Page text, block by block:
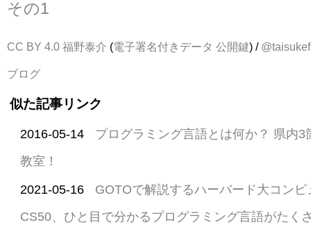
その1
CC BY 4.0 福野泰介 (電子署名付きデータ 公開鍵) / @taisukef
ブログ
似た記事リンク
2016-05-14
プログラミング言語とは何か？ 県内3
教室！
2021-05-16
GOTOで解説するハーバード大コン
CS50、ひと目で分かるプログラミング言語がたく